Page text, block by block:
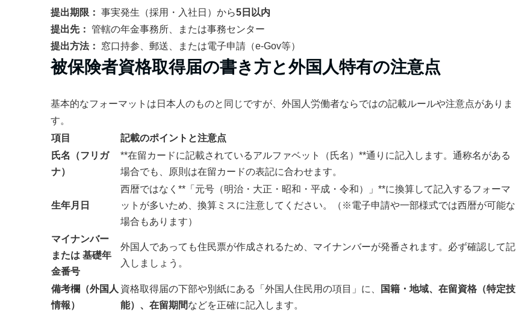
提出期限： 事実発生（採用・入社日）から5日以内
提出先： 管轄の年金事務所、または事務センター
提出方法：
窓口持参、郵送、または電子申請（e-Gov等）
被保険者資格取得届の書き方と外国人特有の注意点
基本的なフォーマットは日本人のものと同じですが、外国人労働者ならではの記載ルールや注意点がありま
す。
項目
記載のポイントと注意点
氏名（フリガ
ナ）
**在留カードに記載されているアルファベット（氏名）**通りに記入します。通称名がある
場合でも、原則は在留カードの表記に合わせます。
生年月日
西暦ではなく**「元号（明治・大正・昭和・平成・令和）」**に換算して記入するフォーマ
ットが多いため、換算ミスに注意してください。（※電子申請や一部様式では西暦が可能な
場合もあります）
マイナンバー
または 基礎年
金番号
外国人であっても住民票が作成されるため、マイナンバーが発番されます。必ず確認して記
入しましょう。
備考欄（外国人
情報）
資格取得届の下部や別紙にある「外国人住民用の項目」に、
国籍・地域、在留資格（特定技
能）、在留期間などを正確に記入します。